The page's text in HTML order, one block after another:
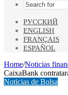
РУССКИЙ
ENGLISH
FRANÇAIS
ESPAÑOL
Home/Noticias
CaixaBank
Noticias de Bolsa